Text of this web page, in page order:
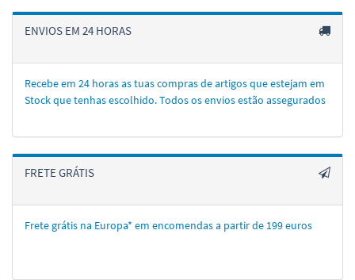
ENVIOS EM 24 HORAS
Recebe em 24 horas as tuas compras de artigos que estejam em
Stock que tenhas escolhido. Todos os envios estão assegurados
FRETE GRÁTIS
Frete grátis na Europa* em encomendas a partir de 199 euros